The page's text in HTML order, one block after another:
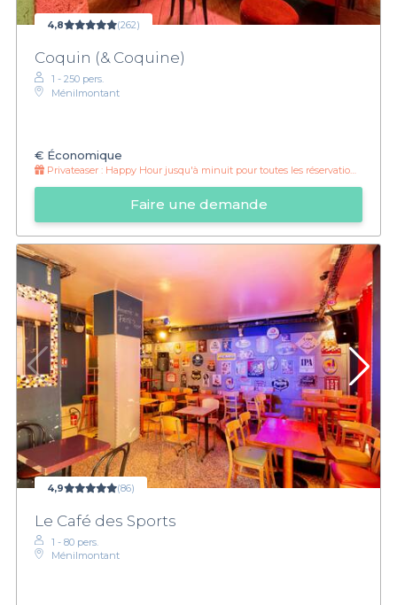
4,8 (262)
Coquin (& Coquine)
1 - 250 pers.
Ménilmontant
€ Économique
Privateaser : Happy Hour jusqu'à minuit pour toutes les réservations Privateaser 🌈☀️
Faire une demande
4,9 (86)
Le Café des Sports
1 - 80 pers.
Ménilmontant